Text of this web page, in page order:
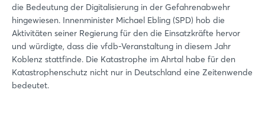
die Bedeutung der Digitalisierung in der Gefahrenabwehr
hingewiesen. Innenminister Michael Ebling (SPD) hob die
Aktivitäten seiner Regierung für den die Einsatzkräfte hervor
und würdigte, dass die vfdb-Veranstaltung in diesem Jahr
Koblenz stattfinde. Die Katastrophe im Ahrtal habe für den
Katastrophenschutz nicht nur in Deutschland eine Zeitenwende
bedeutet.